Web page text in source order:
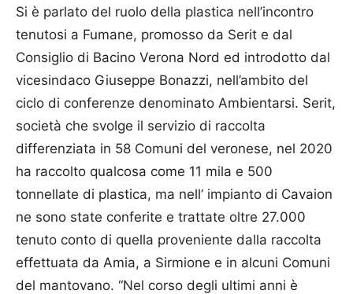
Si è parlato del ruolo della plastica nell’incontro
tenutosi a Fumane, promosso da Serit e dal
Consiglio di Bacino Verona Nord ed introdotto dal
vicesindaco Giuseppe Bonazzi, nell’ambito del
ciclo di conferenze denominato Ambientarsi. Serit,
società che svolge il servizio di raccolta
differenziata in 58 Comuni del veronese, nel 2020
ha raccolto qualcosa come 11 mila e 500
tonnellate di plastica, ma nell’ impianto di Cavaion
ne sono state conferite e trattate oltre 27.000
tenuto conto di quella proveniente dalla raccolta
effettuata da Amia, a Sirmione e in alcuni Comuni
del mantovano. “Nel corso degli ultimi anni è